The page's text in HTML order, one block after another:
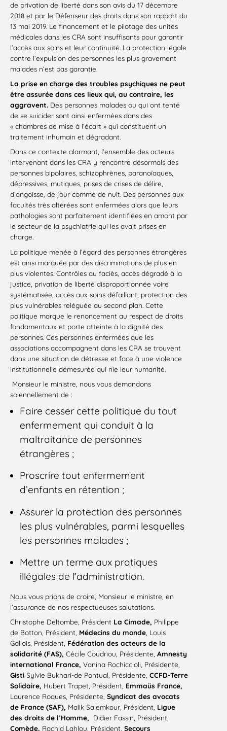
de privation de liberté dans son avis du 17 décembre
2018 et par le Défenseur des droits dans son rapport du
13 mai 2019. Le financement et le pilotage des unités
médicales dans les CRA sont insuffisants pour garantir
l’accès aux soins et leur continuité. La protection légale
contre l’expulsion des personnes les plus gravement
malades n’est pas garantie.
La prise en charge des troubles psychiques ne peut
être assurée dans ces lieux qui, au contraire, les
aggravent. Des personnes malades ou qui ont tenté
de se suicider sont ainsi enfermées dans des
« chambres de mise à l’écart » qui constituent un
traitement inhumain et dégradant.
Dans ce contexte alarmant, l’ensemble des acteurs
intervenant dans les CRA y rencontre désormais des
personnes bipolaires, schizophrènes, paranoïaques,
dépressives, mutiques, prises de crises de délire,
d’angoisse, de jour comme de nuit. Des personnes aux
facultés très altérées sont enfermées alors que leurs
pathologies sont parfaitement identifiées en amont par
le secteur de la psychiatrie qui les avait prises en
charge.
La politique menée à l’égard des personnes étrangères
est ainsi marquée par des discriminations de plus en
plus violentes. Contrôles au faciès, accès dégradé à la
justice, privation de liberté disproportionnée voire
systématisée, accès aux soins défaillant, protection des
plus vulnérables reléguée au second plan. Cette
politique marque le renoncement au respect de droits
fondamentaux et porte atteinte à la dignité des
personnes. Ces personnes enfermées que les
associations accompagnent dans les CRA se trouvent
dans une situation de détresse et face à une violence
institutionnelle démesurée qui nie leur humanité.
Monsieur le ministre, nous vous demandons
solennellement de :
Faire cesser cette politique du tout
enfermement qui conduit à la
maltraitance de personnes
étrangères ;
Proscrire tout enfermement
d’enfants en rétention ;
Assurer la protection des personnes
les plus vulnérables, parmi lesquelles
les personnes malades ;
Mettre un terme aux pratiques
illégales de l’administration.
Nous vous prions de croire, Monsieur le ministre, en
l’assurance de nos respectueuses salutations.
Christophe Deltombe, Président La Cimade, Philippe
de Botton, Président, Médecins du monde, Louis
Gallois, Président, Fédération des acteurs de la
solidarité (FAS), Cécile Coudriou, Présidente, Amnesty
international France, Vanina Rochiccioli, Présidente,
Gisti Sylvie Bukhari-de Pontual, Présidente, CCFD-Terre
Solidaire, Hubert Trapet, Président, Emmaüs France,
Laurence Roques, Présidente, Syndicat des avocats
de France (SAF), Malik Salemkour, Président, Ligue
des droits de l’Homme, Didier Fassin, Président,
Comède, Rachid Lahlou, Président, Secours